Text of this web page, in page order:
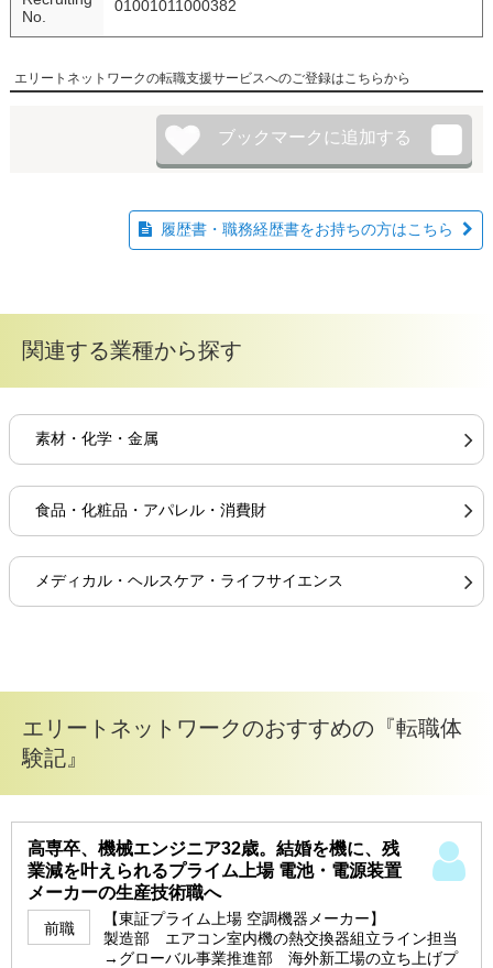
No.
01001011000382
エリートネットワークの転職支援サービスへのご登録はこちらから
履歴書・職務経歴書をお持ちの方はこちら
関連する業種から探す
素材・化学・金属
食品・化粧品・アパレル・消費財
メディカル・ヘルスケア・ライフサイエンス
エリートネットワークのおすすめの『転職体
験記』
高専卒、機械エンジニア32歳。結婚を機に、残
業減を叶えられるプライム上場 電池・電源装置
メーカーの生産技術職へ
前職
【東証プライム上場 空調機器メーカー】
製造部 エアコン室内機の熱交換器組立ライン担当
→グローバル事業推進部 海外新工場の立ち上げプ